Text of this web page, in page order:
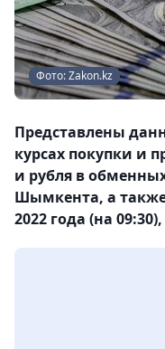
Фото: Zakon.kz
Представлены
курсах покупки и
и рубля в
Шымкента, а
2022 года (на